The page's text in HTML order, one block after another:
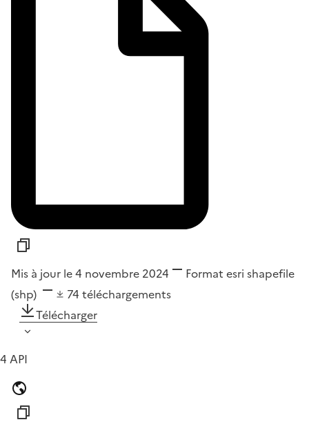
Mis à jour le 4 novembre 2024 Format esri shapefile
(shp)
74 téléchargements
Télécharger
4 API